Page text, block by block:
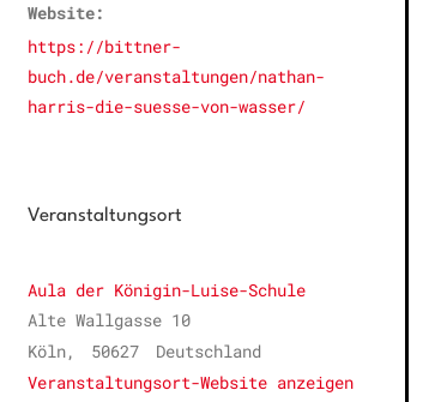
Website:
https://bittner-
buch.de/veranstaltungen/nathan-
harris-die-suesse-von-wasser/
Veranstaltungsort
Aula der Königin-Luise-Schule
Alte Wallgasse 10
Köln, 50627
Deutschland
Veranstaltungsort-Website anzeigen